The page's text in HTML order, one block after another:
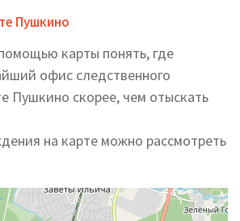
Пушкино
карты понять, где
офис следственного
Пушкино скорее, чем отыскать
на карте можно рассмотреть